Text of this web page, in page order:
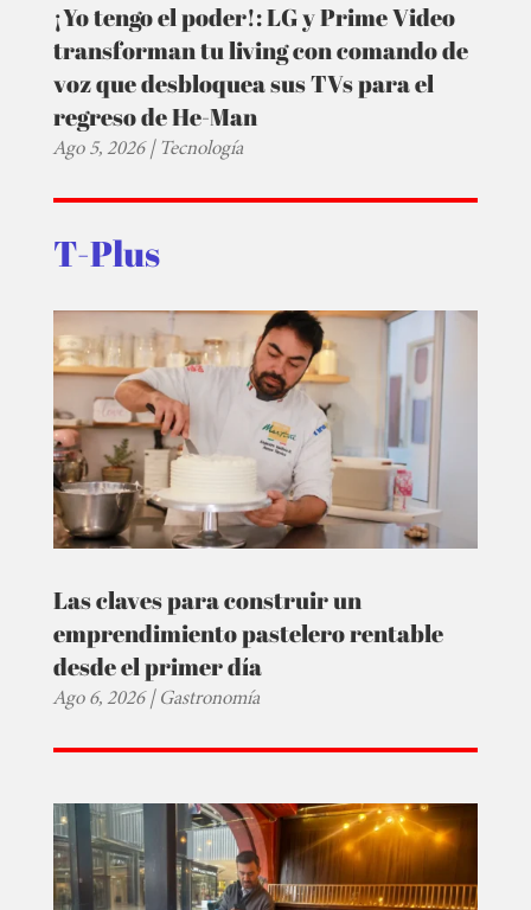
¡Yo tengo el poder!: LG y Prime Video
transforman tu living con comando de
voz que desbloquea sus TVs para el
regreso de He-Man
Ago 5, 2026|Tecnología
T-Plus
Las claves para construir un
emprendimiento pastelero rentable
desde el primer día
Ago 6, 2026|Gastronomía